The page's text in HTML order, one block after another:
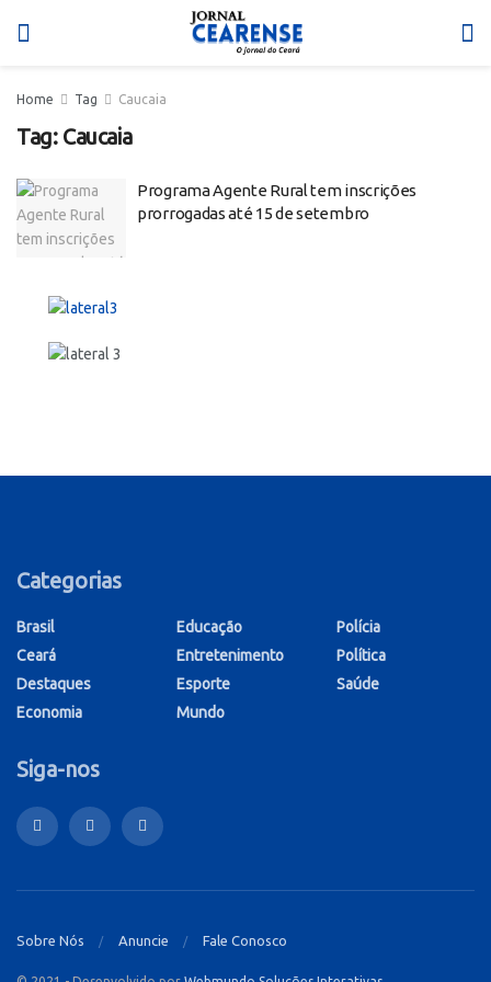
Home Tag Caucaia
Tag: Caucaia
Programa Agente Rural tem inscrições
prorrogadas até 15 de setembro
Categorias
Brasil
Ceará
Destaques
Economia
Educação
Entretenimento
Esporte
Mundo
Polícia
Política
Saúde
Siga-nos
Sobre Nós Anuncie Fale Conosco